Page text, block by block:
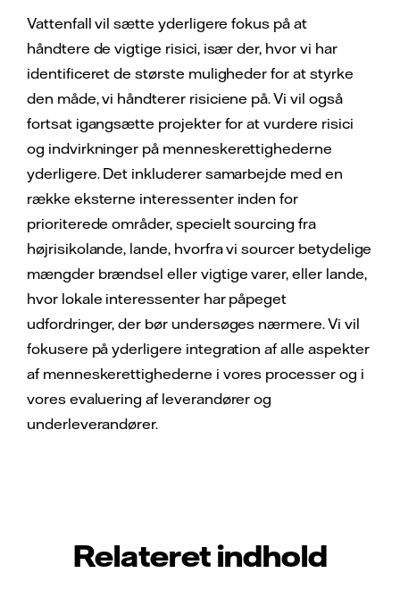
Vattenfall vil sætte yderligere fokus på at
håndtere de vigtige risici, især der, hvor vi har
identificeret de største muligheder for at styrke
den måde, vi håndterer risiciene på. Vi vil også
fortsat igangsætte projekter for at vurdere risici
og indvirkninger på menneskerettighederne
yderligere. Det inkluderer samarbejde med en
række eksterne interessenter inden for
prioriterede områder, specielt sourcing fra
højrisikolande, lande, hvorfra vi sourcer betydelige
mængder brændsel eller vigtige varer, eller lande,
hvor lokale interessenter har påpeget
udfordringer, der bør undersøges nærmere. Vi vil
fokusere på yderligere integration af alle aspekter
af menneskerettighederne i vores processer og i
vores evaluering af leverandører og
underleverandører.
Relateret indhold